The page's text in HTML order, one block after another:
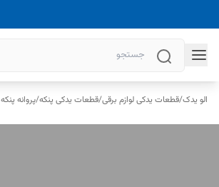
الو یدک/قطعات یدکی لوازم برقی/قطعات یدکی پنکه/پروانه پنکه